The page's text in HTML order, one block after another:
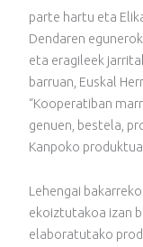
parte hartu eta
Dendaren
eta eragileek
barruan, Euskal
“Kooperatiban
genuen, bestela,
Kanpoko
Lehengai
ekoiztutakoa izan
elaboratutako